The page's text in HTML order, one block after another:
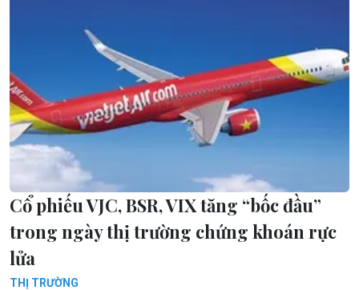
Cổ phiếu VJC, BSR, VIX tăng “bốc đầu”
trong ngày thị trường chứng khoán rực
lửa
THỊ TRƯỜNG